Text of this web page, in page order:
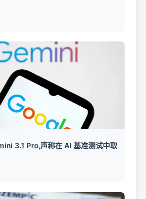
3.1 Pro,声称在 AI 基准测试中取